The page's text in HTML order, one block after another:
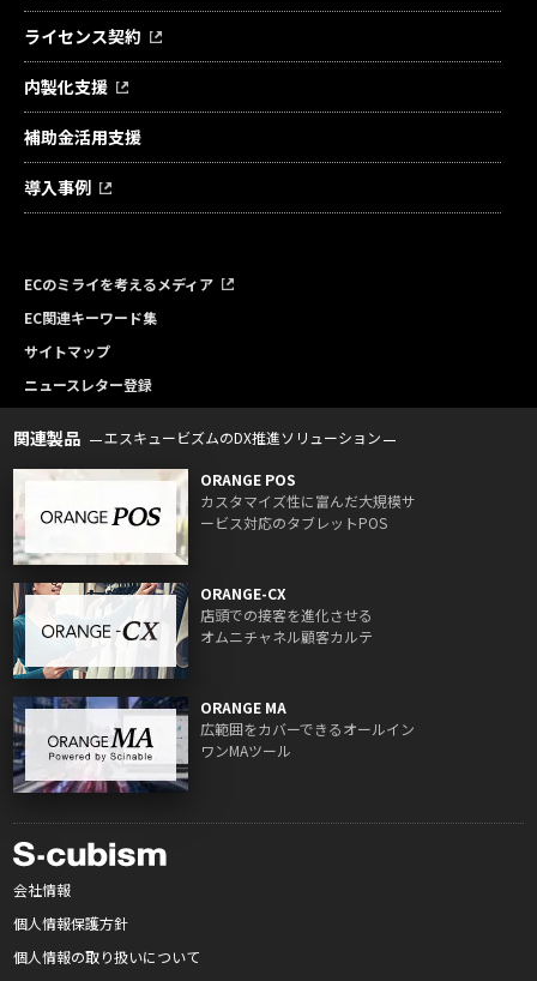
ライセンス契約
内製化支援
補助金活用支援
導入事例
ECのミライを考えるメディア
EC関連キーワード集
サイトマップ
ニュースレター登録
関連製品 エスキュービズムのDX推進ソリューション
ORANGE POS
カスタマイズ性に富んだ大規模サ
ービス対応のタブレットPOS
ORANGE-CX
店頭での接客を進化させる
オムニチャネル顧客カルテ
ORANGE MA
広範囲をカバーできるオールイン
ワンMAツール
会社情報
個人情報保護方針
個人情報の取り扱いについて